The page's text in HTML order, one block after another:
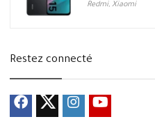
Redmi, Xiaomi
Restez connecté